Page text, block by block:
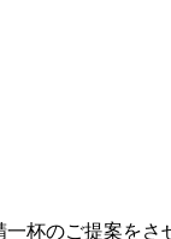
杯のご提案をさ